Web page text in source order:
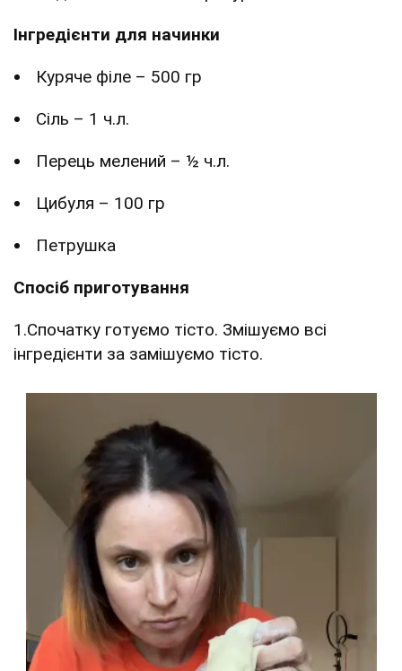
Інгредієнти для начинки
Куряче філе – 500 гр
Сіль – 1 ч.л.
Перець мелений – ½ ч.л.
Цибуля – 100 гр
Петрушка
Спосіб приготування
1.Спочатку готуємо тісто. Змішуємо всі
інгредієнти за замішуємо тісто.